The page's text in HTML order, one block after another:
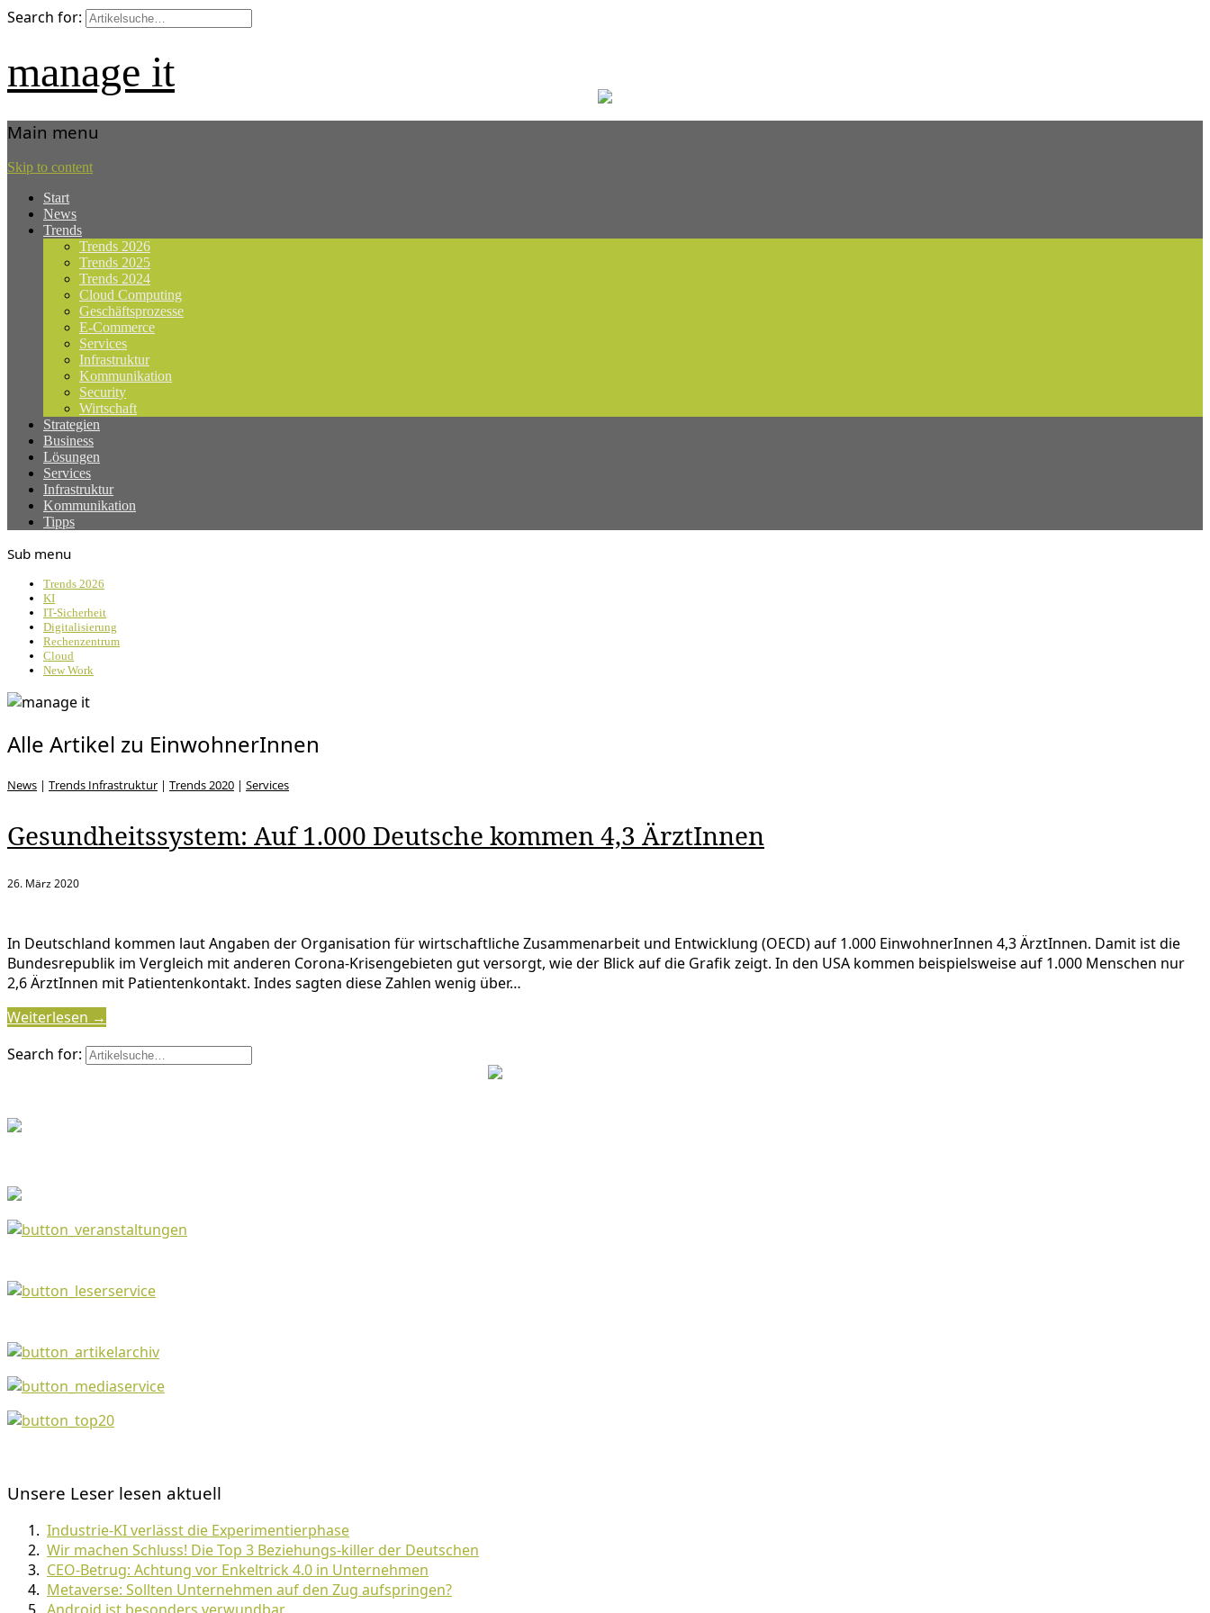
Search for:
manage it
Main menu
Skip to content
Start
News
Trends
Trends 2026
Trends 2025
Trends 2024
Cloud Computing
Geschäftsprozesse
E-Commerce
Services
Infrastruktur
Kommunikation
Security
Wirtschaft
Strategien
Business
Lösungen
Services
Infrastruktur
Kommunikation
Tipps
Sub menu
Trends 2026
KI
IT-Sicherheit
Digitalisierung
Rechenzentrum
Cloud
New Work
Alle Artikel zu EinwohnerInnen
News | Trends Infrastruktur | Trends 2020 | Services
Gesundheitssystem: Auf 1.000 Deutsche kommen 4,3 ÄrztInnen
26. März 2020
In Deutschland kommen laut Angaben der Organisation für wirtschaftliche Zusammenarbeit und Entwicklung (OECD) auf 1.000 EinwohnerInnen 4,3 ÄrztInnen. Damit ist die
Bundesrepublik im Vergleich mit anderen Corona-Krisengebieten gut versorgt, wie der Blick auf die Grafik zeigt. In den USA kommen beispielsweise auf 1.000 Menschen nur
2,6 ÄrztInnen mit Patientenkontakt. Indes sagten diese Zahlen wenig über…
Weiterlesen →
Search for:
Unsere Leser lesen aktuell
Industrie-KI verlässt die Experimentierphase
Wir machen Schluss! Die Top 3 Beziehungs-killer der Deutschen
CEO-Betrug: Achtung vor Enkeltrick 4.0 in Unternehmen
Metaverse: Sollten Unternehmen auf den Zug aufspringen?